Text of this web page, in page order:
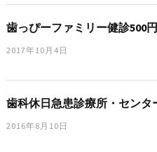
歯っぴーファミリー健診500
2017年10月4日
歯科休日急患診療所・センタ
2016年8月10日